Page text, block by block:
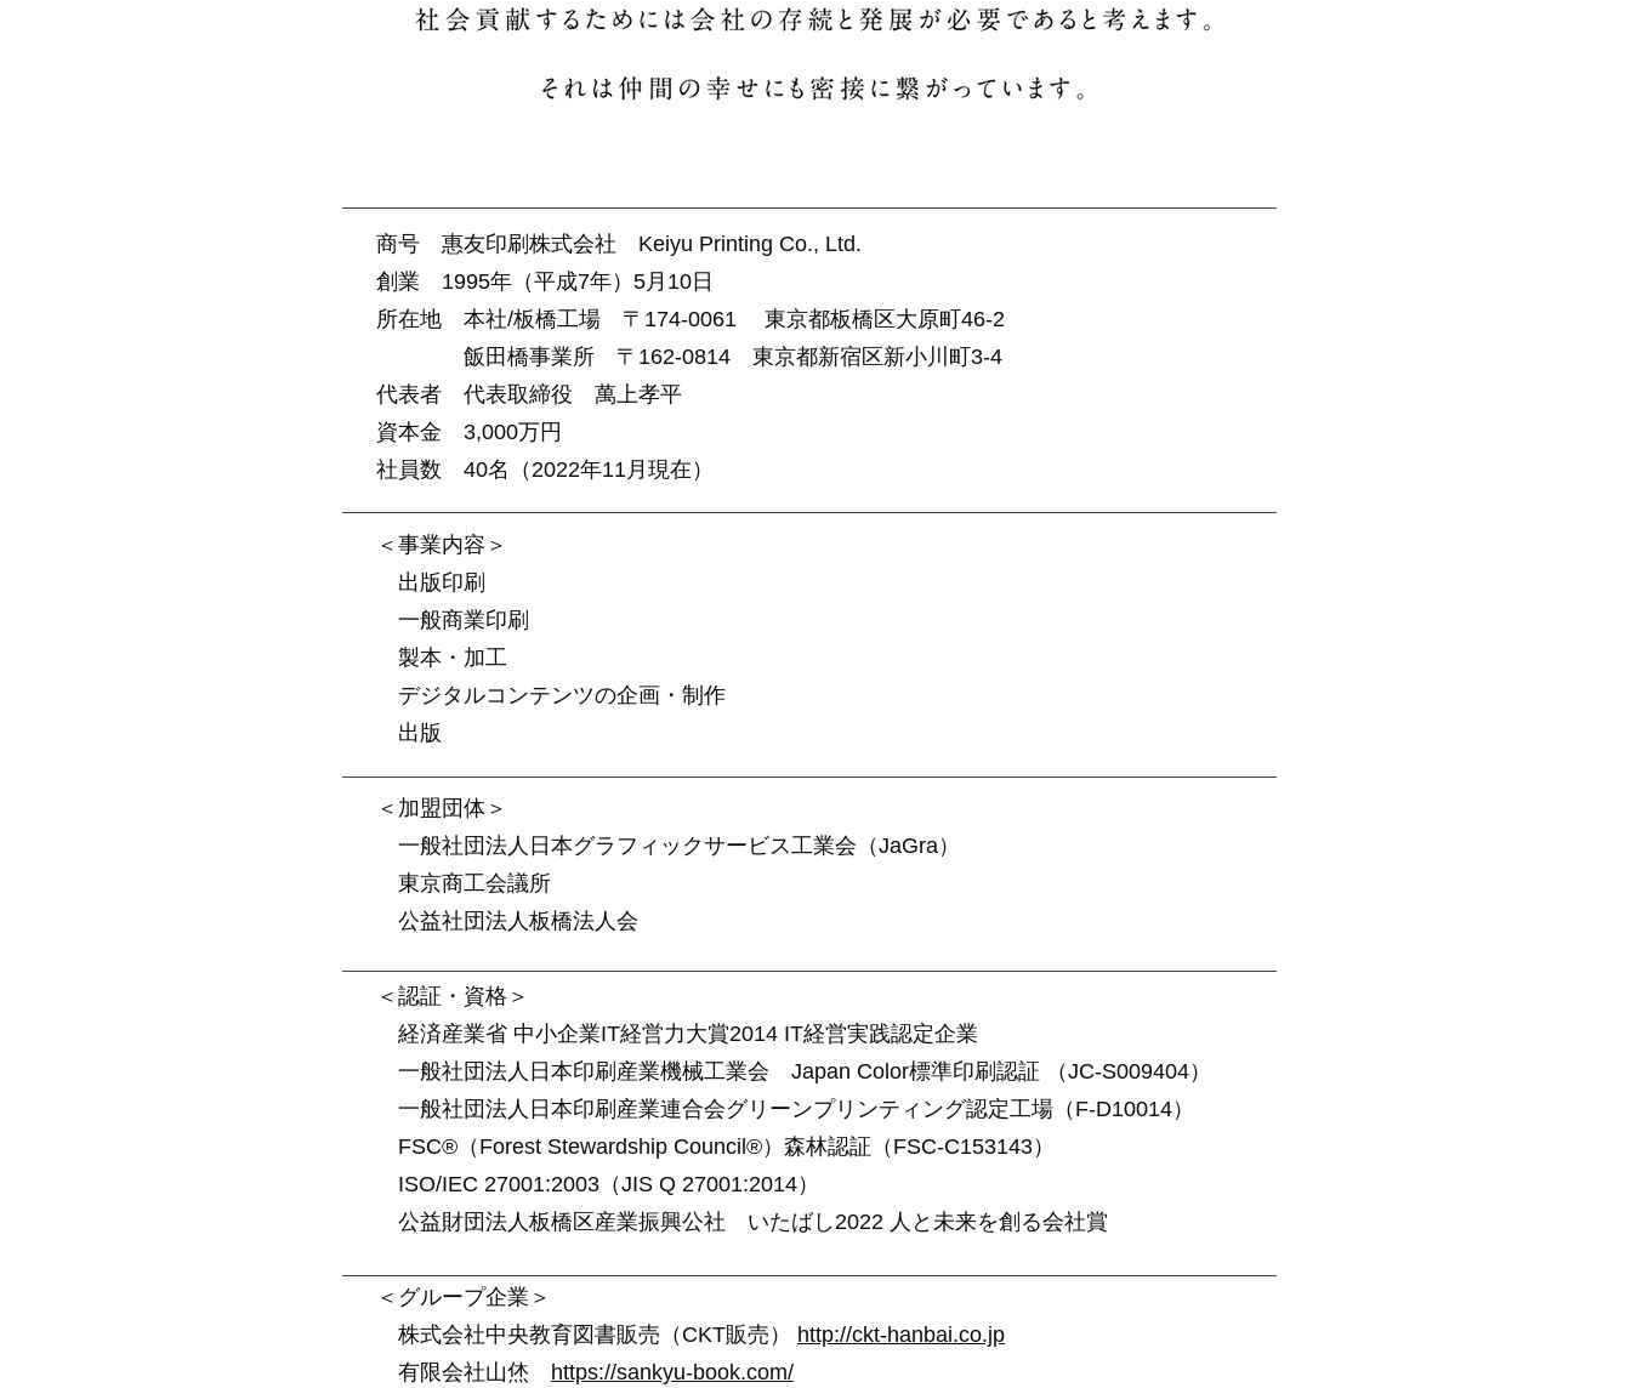
商号 惠友印刷株式会社 Keiyu Printing Co., Ltd.
創業 1995年（平成7年）5月10日
所在地 本社/板橋工場 〒174-0061 東京都板橋区大原町46-2
飯田橋事業所 〒162-0814 東京都新宿区新小川町3-4
代表者 代表取締役 萬上孝平
資本金 3,000万円
社員数 40名（2022年11月現在）
＜事業内容＞
出版印刷
一般商業印刷
製本・加工
デジタルコンテンツの企画・制作
出版
＜加盟団体＞
一般社団法人日本グラフィックサービス工業会（JaGra）
東京商工会議所
公益社団法人板橋法人会
＜認証・資格＞
経済産業省 中小企業IT経営力大賞2014 IT経営実践認定企業
一般社団法人日本印刷産業機械工業会 Japan Color標準印刷認証 （JC-S009404）
一般社団法人日本印刷産業連合会グリーンプリンティング認定工場（F-D10014）
FSC®（Forest Stewardship Council®）森林認証（FSC-C153143）
ISO/IEC 27001:2003（JIS Q 27001:2014）
公益財団法人板橋区産業振興公社 いたばし2022 人と未来を創る会社賞
＜グループ企業＞
株式会社中央教育図書販売（CKT販売） http://ckt-hanbai.co.jp
有限会社山烋 https://sankyu-book.com/